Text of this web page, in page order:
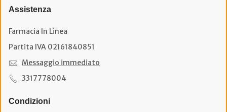
Assistenza
Farmacia In Linea
Partita IVA 02161840851
Messaggio immediato
3317778004
Condizioni